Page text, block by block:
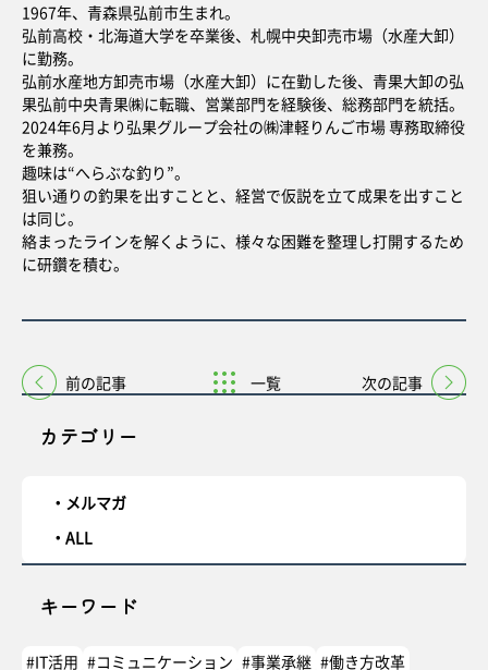
カテゴリー
メルマガ
ALL
キーワード
#IT活用 #コミュニケーション #事業承継 #働き方改革
1967年、青森県弘前市生まれ。
弘前高校・北海道大学を卒業後、札幌中央卸売市場（水産大卸）
に勤務。
弘前水産地方卸売市場（水産大卸）に在勤した後、青果大卸の弘
果弘前中央青果㈱に転職、営業部門を経験後、総務部門を統括。
2024年6月より弘果グループ会社の㈱津軽りんご市場 専務取締役
を兼務。
趣味は“へらぶな釣り”。
狙い通りの釣果を出すことと、経営で仮説を立て成果を出すこと
は同じ。
絡まったラインを解くように、様々な困難を整理し打開するため
に研鑽を積む。
前の記事 一覧 次の記事